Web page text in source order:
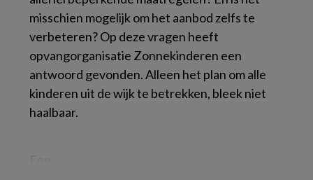
misschien mogelijk om het aanbod zelfs te
verbeteren? Op deze vragen heeft
opvangorganisatie Zonnekinderen een
antwoord gevonden. Alleen het plan om alle
kinderen uit de wijk te betrekken, bleek niet
haalbaar.